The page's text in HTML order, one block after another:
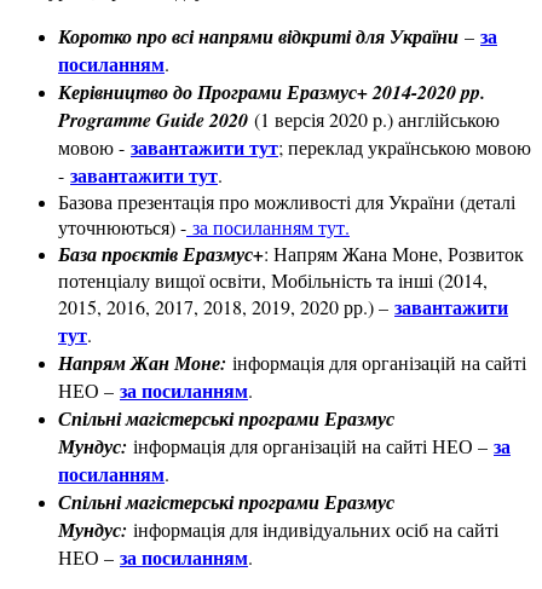
Коротко про всі напрями відкриті для України – за
посиланням.
Керівництво до Програми Еразмус+ 2014-2020 pp.
Programme Guide 2020 (1 версія 2020 p.) англійською
мовою - завантажити тут; переклад українською мовою
- завантажити тут.
Базова презентація про можливості для України (деталі
уточнюються) - за посиланням тут.
База проєктів Еразмус+: Напрям Жана Моне, Розвиток
потенціалу вищої освіти, Мобільність та інші (2014,
2015, 2016, 2017, 2018, 2019, 2020 рр.) – завантажити
тут.
Напрям Жан Моне: інформація для організацій на сайті
НЕО – за посиланням.
Спільні магістерські програми Еразмус
Мундус: інформація для організацій на сайті НЕО – за
посиланням.
Спільні магістерські програми Еразмус
Мундус: інформація для індивідуальних осіб на сайті
НЕО – за посиланням.